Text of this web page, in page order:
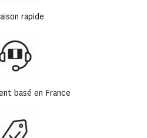
rapide
basé en France